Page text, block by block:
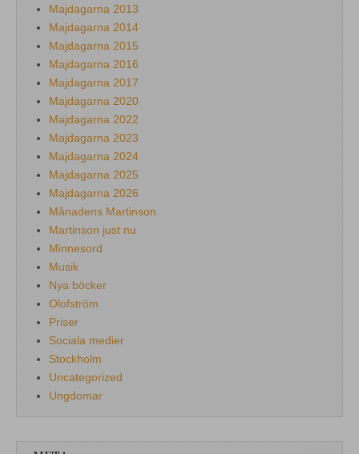
Majdagarna 2013
Majdagarna 2014
Majdagarna 2015
Majdagarna 2016
Majdagarna 2017
Majdagarna 2020
Majdagarna 2022
Majdagarna 2023
Majdagarna 2024
Majdagarna 2025
Majdagarna 2026
Månadens Martinson
Martinson just nu
Minnesord
Musik
Nya böcker
Olofström
Priser
Sociala medier
Stockholm
Uncategorized
Ungdomar